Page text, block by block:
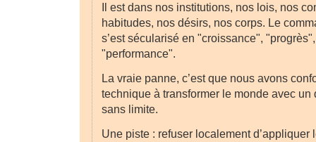
Il est dans nos institutions, nos lois, nos
habitudes, nos désirs, nos corps. Le
s’est sécularisé en "croissance",
"performance".
La vraie panne, c’est que nous avons
technique à transformer le monde avec un
sans limite.
Une piste : refuser localement d’appliquer